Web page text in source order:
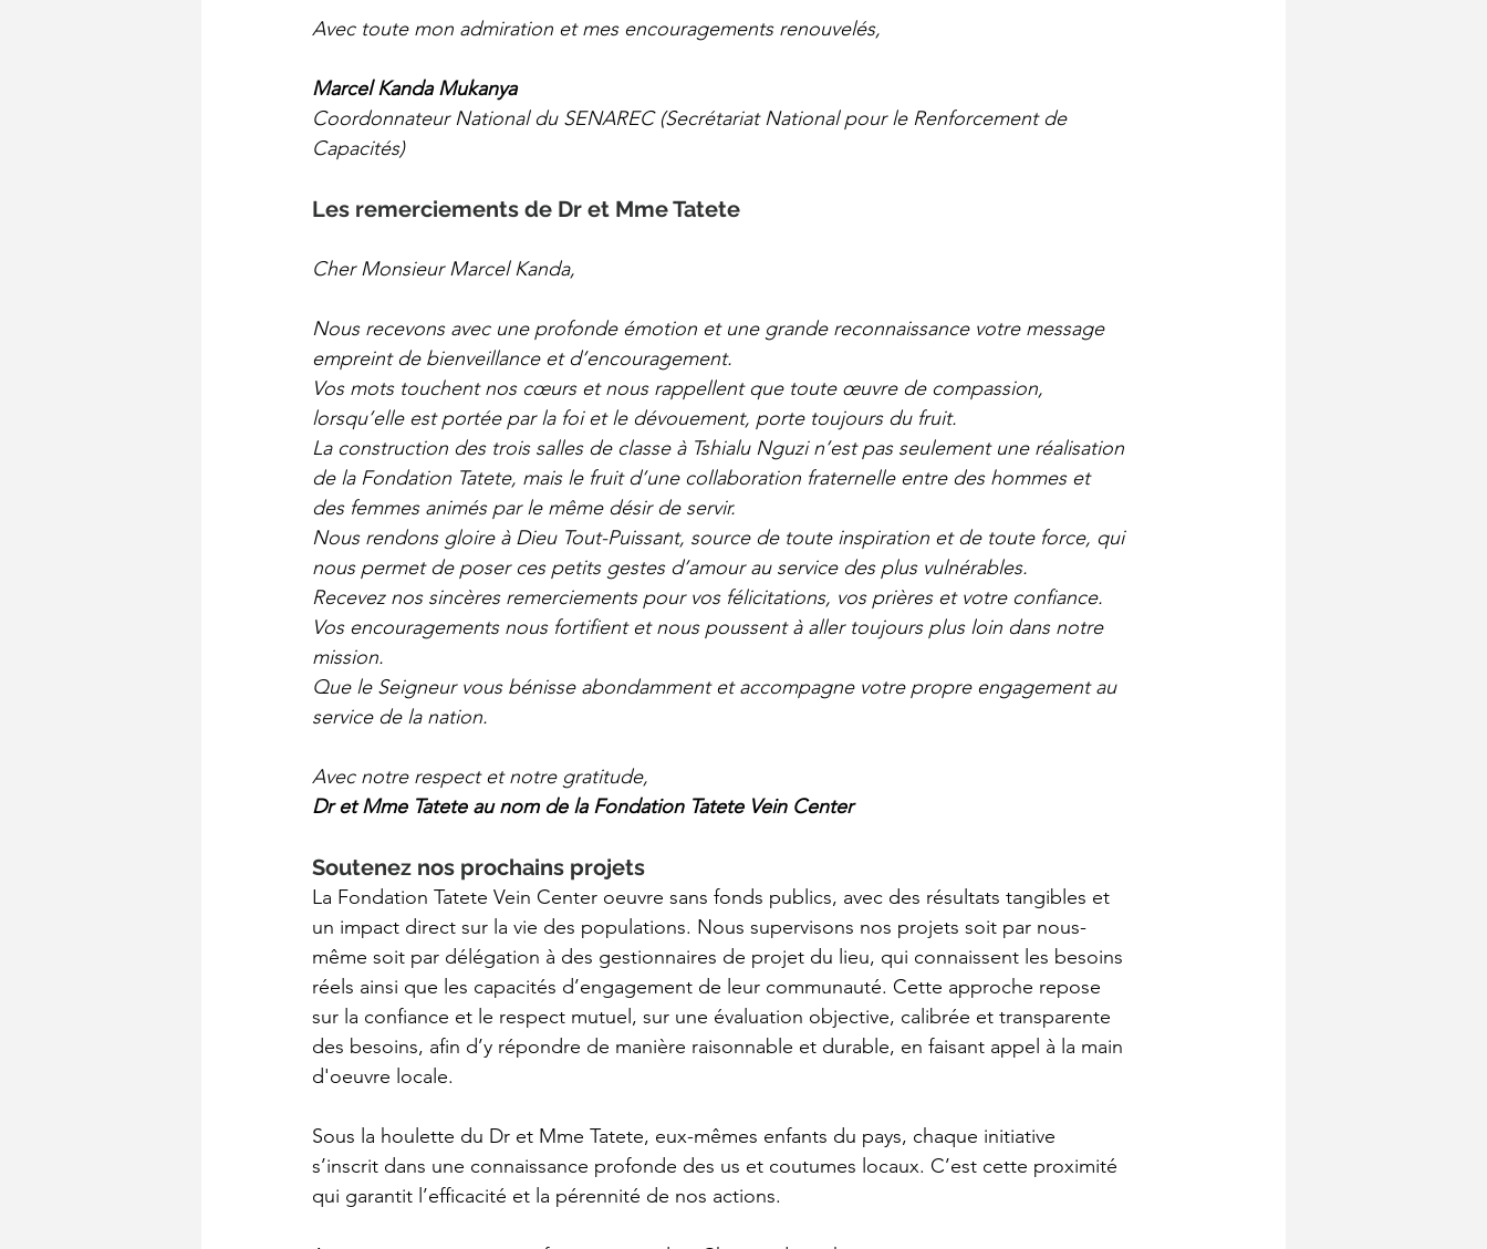
Avec toute mon admiration et mes encouragements renouvelés,
Marcel Kanda Mukanya
Coordonnateur National du SENAREC (Secrétariat National pour le Renforcement de
Capacités)
Les remerciements de Dr et Mme Tatete
Cher Monsieur Marcel Kanda,
Nous recevons avec une profonde émotion et une grande reconnaissance votre message
empreint de bienveillance et d’encouragement.
Vos mots touchent nos cœurs et nous rappellent que toute œuvre de compassion,
lorsqu’elle est portée par la foi et le dévouement, porte toujours du fruit.
La construction des trois salles de classe à Tshialu Nguzi n’est pas seulement une réalisation
de la Fondation Tatete, mais le fruit d’une collaboration fraternelle entre des hommes et
des femmes animés par le même désir de servir.
Nous rendons gloire à Dieu Tout-Puissant, source de toute inspiration et de toute force, qui
nous permet de poser ces petits gestes d’amour au service des plus vulnérables.
Recevez nos sincères remerciements pour vos félicitations, vos prières et votre confiance.
Vos encouragements nous fortifient et nous poussent à aller toujours plus loin dans notre
mission.
Que le Seigneur vous bénisse abondamment et accompagne votre propre engagement au
service de la nation.
Avec notre respect et notre gratitude,
Dr et Mme Tatete au nom de la Fondation Tatete Vein Center
Soutenez nos prochains projets
La Fondation Tatete Vein Center oeuvre sans fonds publics, avec des résultats tangibles et
un impact direct sur la vie des populations. Nous supervisons nos projets soit par nous-
même soit par délégation à des gestionnaires de projet du lieu, qui connaissent les besoins
réels ainsi que les capacités d’engagement de leur communauté. Cette approche repose
sur la confiance et le respect mutuel, sur une évaluation objective, calibrée et transparente
des besoins, afin d’y répondre de manière raisonnable et durable, en faisant appel à la main
d'oeuvre locale.
Sous la houlette du Dr et Mme Tatete, eux-mêmes enfants du pays, chaque initiative
s’inscrit dans une connaissance profonde des us et coutumes locaux. C’est cette proximité
qui garantit l’efficacité et la pérennité de nos actions.